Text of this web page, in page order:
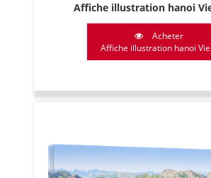
Affiche illustration hanoi
Acheter
Affiche illustration hanoi